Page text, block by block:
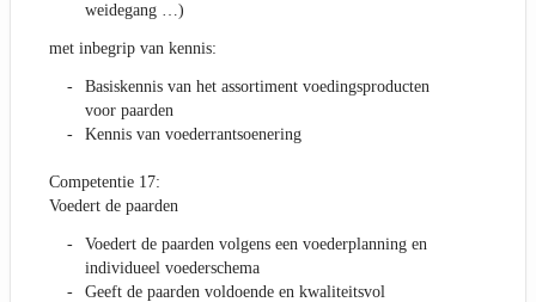
weidegang …)
met inbegrip van kennis:
Basiskennis van het assortiment voedingsproducten
voor paarden
Kennis van voederrantsoenering
Competentie 17:
Voedert de paarden
Voedert de paarden volgens een voederplanning en
individueel voederschema
Geeft de paarden voldoende en kwaliteitsvol